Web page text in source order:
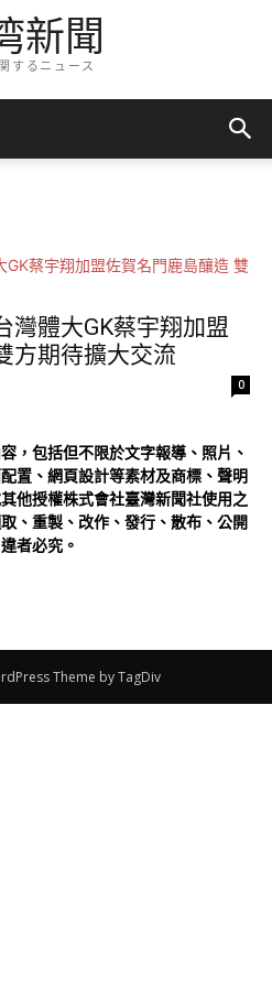
新聞
するニュース
灣體大GK蔡宇翔加盟
方期待擴大交流
0
，包括但不限於文字報導、照片、
置、網頁設計等素材及商標、聲明
他授權株式會社臺灣新聞社使用之
、重製、改作、發行、散布、公開
者必究。
Theme by TagDiv